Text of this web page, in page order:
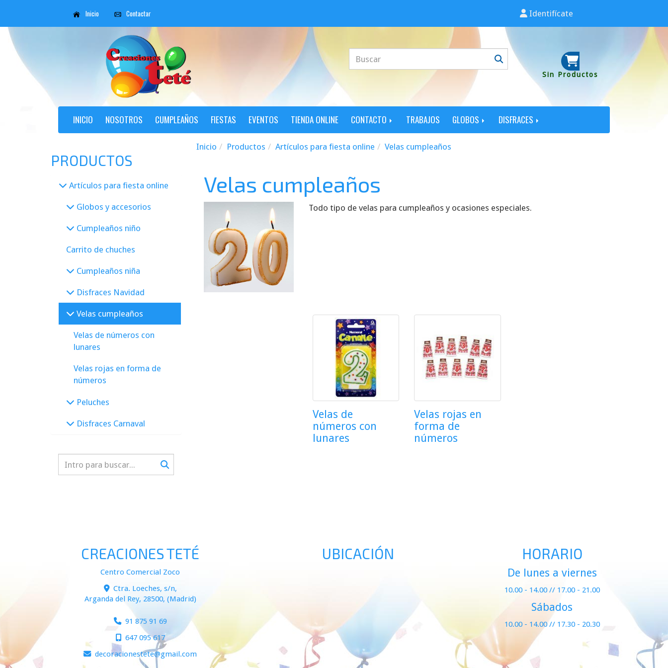
Inicio Contactar Identifícate
Sin Productos
INICIO NOSOTROS CUMPLEAÑOS FIESTAS EVENTOS TIENDA ONLINE CONTACTO TRABAJOS GLOBOS DISFRACES
Inicio Productos Artículos para fiesta online Velas cumpleaños
Velas cumpleaños
Todo tipo de velas para cumpleaños y ocasiones especiales.
Velas de
números con
lunares
Velas rojas en
forma de
números
PRODUCTOS
Artículos para fiesta online
Globos y accesorios
Cumpleaños niño
Carrito de chuches
Cumpleaños niña
Disfraces Navidad
Velas cumpleaños
Velas de números con
lunares
Velas rojas en forma de
números
Peluches
Disfraces Carnaval
CREACIONES TETÉ
Centro Comercial Zoco
Ctra. Loeches, s/n,
Arganda del Rey, 28500, (Madrid)
91 875 91 69
647 095 617
decoracionestete
gmail.com
UBICACIÓN HORARIO
De lunes a viernes
10.00 - 14.00 // 17.00 - 21.00
Sábados
10.00 - 14.00 // 17.30 - 20.30